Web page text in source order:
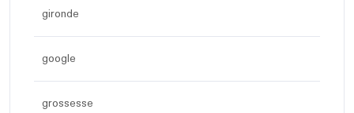
gironde
google
grossesse